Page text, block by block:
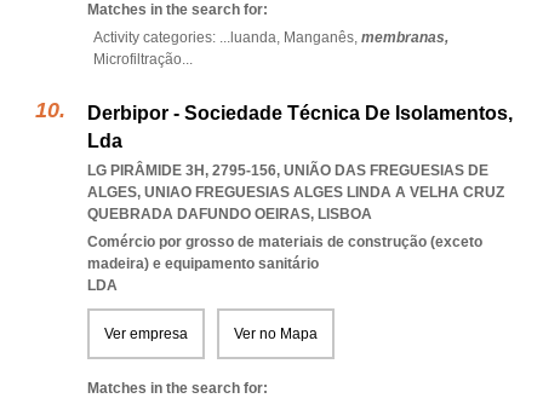
Matches in the search for:
Activity categories: ... luanda, Manganês, membranas,
Microfiltração...
Derbipor - Sociedade Técnica De Isolamentos,
Lda
LG PIRÂMIDE 3H, 2795-156, UNIÃO DAS FREGUESIAS DE
ALGES, UNIAO FREGUESIAS ALGES LINDA A VELHA CRUZ
QUEBRADA DAFUNDO OEIRAS, LISBOA
Comércio por grosso de materiais de construção (exceto
madeira) e equipamento sanitário
LDA
Ver empresa Ver no Mapa
Matches in the search for: